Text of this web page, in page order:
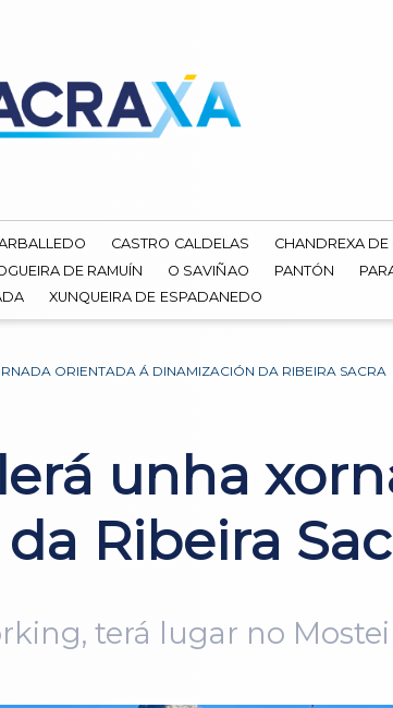
CASTRO CALDELAS CHANDREXA DE
DE RAMUÍN O SAVIÑAO PANTÓN
XUNQUEIRA DE ESPADANEDO
ORIENTADA Á DINAMIZACIÓN DA RIBEIRA SACRA
unha
Ribeira
terá lugar no